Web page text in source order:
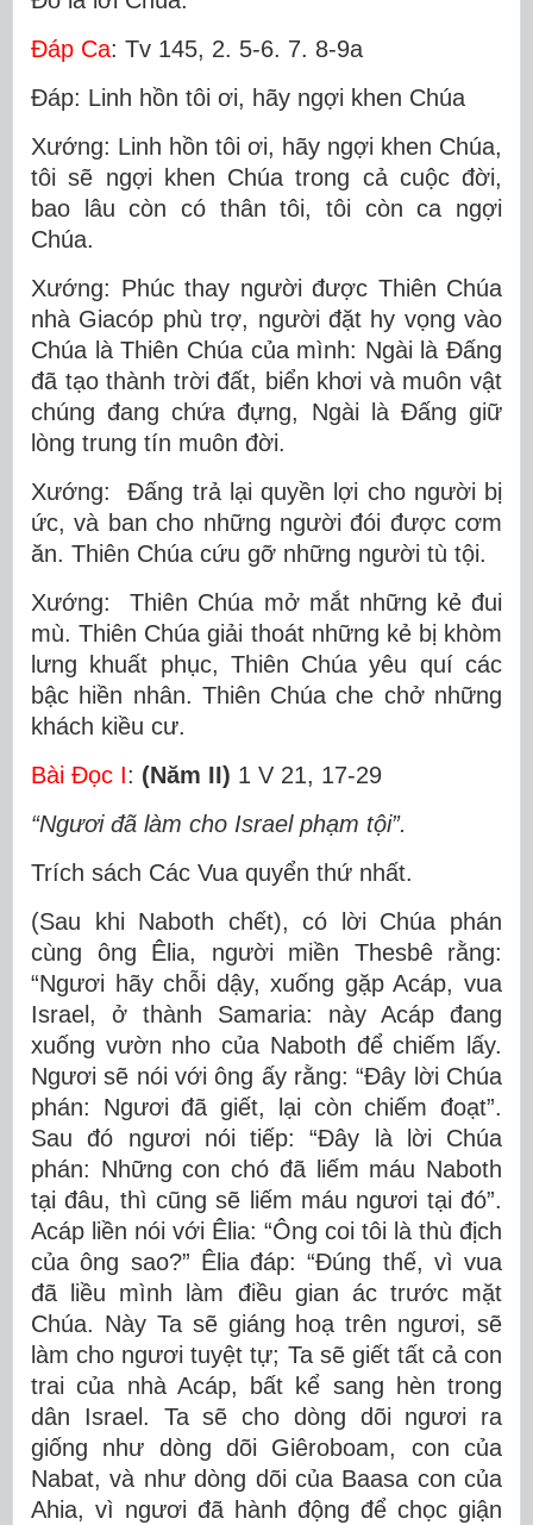
Ðáp Ca: Tv 145, 2. 5-6. 7. 8-9a
Ðáp: Linh hồn tôi ơi, hãy ngợi khen Chúa
Xướng: Linh hồn tôi ơi, hãy ngợi khen Chúa,
tôi sẽ ngợi khen Chúa trong cả cuộc đời,
bao lâu còn có thân tôi, tôi còn ca ngợi
Chúa.
Xướng: Phúc thay người được Thiên Chúa
nhà Giacóp phù trợ, người đặt hy vọng vào
Chúa là Thiên Chúa của mình: Ngài là Ðấng
đã tạo thành trời đất, biển khơi và muôn vật
chúng đang chứa đựng, Ngài là Ðấng giữ
lòng trung tín muôn đời.
Xướng: Ðấng trả lại quyền lợi cho người bị
ức, và ban cho những người đói được cơm
ăn. Thiên Chúa cứu gỡ những người tù tội.
Xướng: Thiên Chúa mở mắt những kẻ đui
mù. Thiên Chúa giải thoát những kẻ bị khòm
lưng khuất phục, Thiên Chúa yêu quí các
bậc hiền nhân. Thiên Chúa che chở những
khách kiều cư.
Bài Ðọc I: (Năm II) 1 V 21, 17-29
“Ngươi đã làm cho Israel phạm tội”.
Trích sách Các Vua quyển thứ nhất.
(Sau khi Naboth chết), có lời Chúa phán
cùng ông Êlia, người miền Thesbê rằng:
“Ngươi hãy chỗi dậy, xuống gặp Acáp, vua
Israel, ở thành Samaria: này Acáp đang
xuống vườn nho của Naboth để chiếm lấy.
Ngươi sẽ nói với ông ấy rằng: “Ðây lời Chúa
phán: Ngươi đã giết, lại còn chiếm đoạt”.
Sau đó ngươi nói tiếp: “Ðây là lời Chúa
phán: Những con chó đã liếm máu Naboth
tại đâu, thì cũng sẽ liếm máu ngươi tại đó”.
Acáp liền nói với Êlia: “Ông coi tôi là thù địch
của ông sao?” Êlia đáp: “Ðúng thế, vì vua
đã liều mình làm điều gian ác trước mặt
Chúa. Này Ta sẽ giáng hoạ trên ngươi, sẽ
làm cho ngươi tuyệt tự; Ta sẽ giết tất cả con
trai của nhà Acáp, bất kể sang hèn trong
dân Israel. Ta sẽ cho dòng dõi ngươi ra
giống như dòng dõi Giêroboam, con của
Nabat, và như dòng dõi của Baasa con của
Ahia, vì ngươi đã hành động để chọc giận